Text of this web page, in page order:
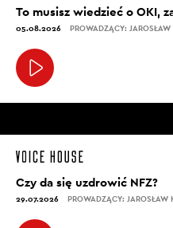
To musisz wiedzieć o OKI,
05.08.2026 PROWADZĄCY:
Czy da się uzdrowić NFZ?
29.07.2026 PROWADZĄCY: JAROSŁAW